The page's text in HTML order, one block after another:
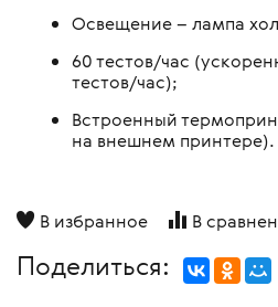
Освещение – лампа
60 тестов/час
тестов/час);
Встроенный
на внешнем принтере).
В избранное В
Поделиться: